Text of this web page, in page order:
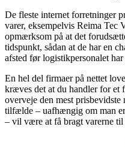
De fleste internet forretninger
varer, eksempelvis Reima
opmærksom på at det
tidspunkt, sådan at de har en
afsted før logistikpersonalet
En hel del firmaer på nettet
kræves det at du handler for et
overveje den mest
tilfælde – uafhængig om man
– vil være at få bragt varerne til